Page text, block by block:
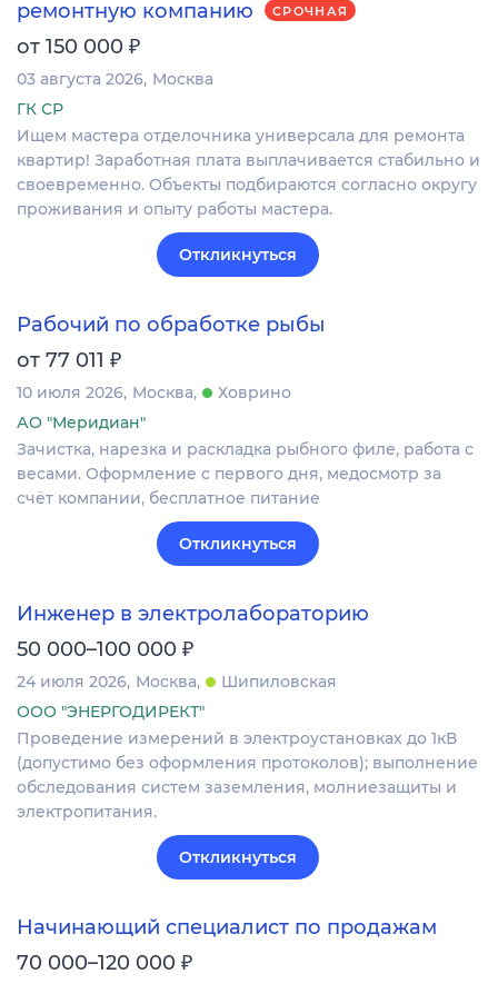
ремонтную компанию
СРОЧНАЯ
от 150 000 ₽
03 августа 2026 Москва
ГК СР
Ищем мастера отделочника универсала для ремонта
квартир! Заработная плата выплачивается стабильно и
своевременно. Объекты подбираются согласно округу
проживания и опыту работы мастера.
Откликнуться
Рабочий по обработке рыбы
от 77 011 ₽
10 июля 2026 Москва
Ховрино
АО "Меридиан"
Зачистка, нарезка и раскладка рыбного филе, работа с
весами. Оформление c первого дня, медосмотр за
счёт компании, бесплатное питание
Откликнуться
Инженер в электролабораторию
50 000–100 000 ₽
24 июля 2026 Москва
Шипиловская
ООО "ЭНЕРГОДИРЕКТ"
Проведение измерений в электроустановках до 1кВ
(допустимо без оформления протоколов); выполнение
обследования систем заземления, молниезащиты и
электропитания.
Откликнуться
Начинающий специалист по продажам
70 000–120 000 ₽